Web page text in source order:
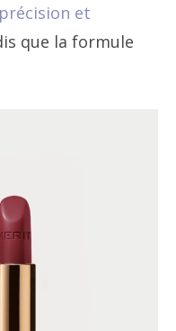
précision et
que la formule